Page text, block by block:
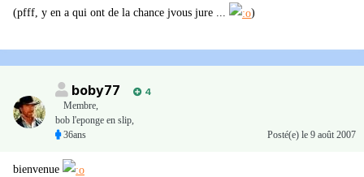
(pfff, y en a qui ont de la chance jvous jure ... )
boby77
4
Membre,
bob l'eponge en slip,
36ans
Posté(e) le 9 août 2007
bienvenue